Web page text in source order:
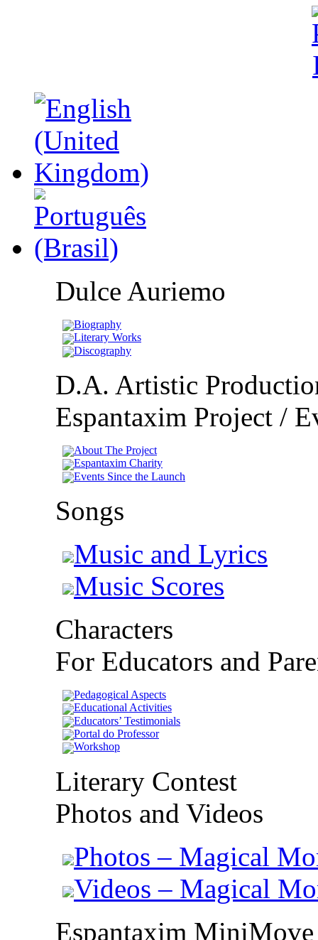
Dulce Auriemo
Biography
Literary Works
Discography
D.A. Artistic
Espantaxim Project /
About The Project
Espantaxim Charity
Events Since the Launch
Songs
Music and Lyrics
Music Scores
Characters
For Educators and
Pedagogical Aspects
Educational Activities
Educators’ Testimonials
Portal do Professor
Workshop
Literary Contest
Photos and Videos
Photos – Magical
Videos – Magical
Espantaxim MiniMove